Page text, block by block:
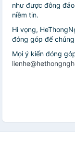
như được đông
niềm tin.
Hi vọng,
đóng góp để
Mọi ý kiến đóng